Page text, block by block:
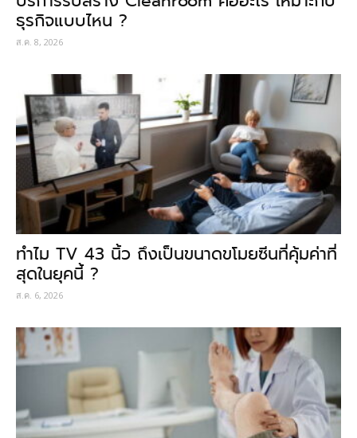
ธุรกิจแบบไหน ?
ส.ค. 8, 2026
ทำไม TV 43 นิ้ว ถึงเป็นขนาดขโมยซีนที่คุ้มค่าที่
สุดในยุคนี้ ?
ส.ค. 6, 2026